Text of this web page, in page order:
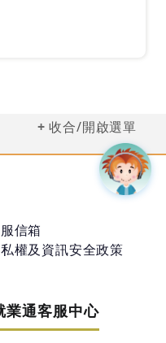
收合/開啟選單
信箱
權及資訊安全政策
業通客服中心